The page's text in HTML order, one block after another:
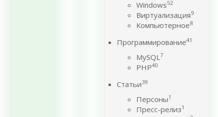
Windows52
Виртуализация9
Компьютерное8
Программирование41
MySQL7
PHP40
Статьи39
Персоны1
Пресс-релиз1